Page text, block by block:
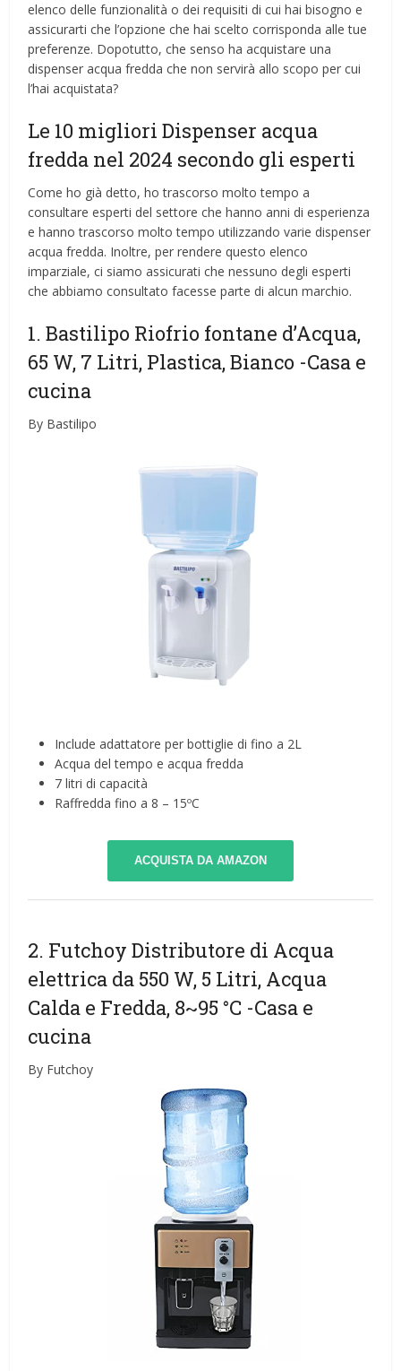
elenco delle funzionalità o dei requisiti di cui hai bisogno e
assicurarti che l’opzione che hai scelto corrisponda alle tue
preferenze. Dopotutto, che senso ha acquistare una
dispenser acqua fredda che non servirà allo scopo per cui
l’hai acquistata?
Le 10 migliori Dispenser acqua
fredda nel 2024 secondo gli esperti
Come ho già detto, ho trascorso molto tempo a
consultare esperti del settore che hanno anni di esperienza
e hanno trascorso molto tempo utilizzando varie dispenser
acqua fredda. Inoltre, per rendere questo elenco
imparziale, ci siamo assicurati che nessuno degli esperti
che abbiamo consultato facesse parte di alcun marchio.
1. Bastilipo Riofrio fontane d’Acqua,
65 W, 7 Litri, Plastica, Bianco -Casa e
cucina
By Bastilipo
Include adattatore per bottiglie di fino a 2L
Acqua del tempo e acqua fredda
7 litri di capacità
Raffredda fino a 8 – 15ºC
ACQUISTA DA AMAZON
2. Futchoy Distributore di Acqua
elettrica da 550 W, 5 Litri, Acqua
Calda e Fredda, 8~95 °C -Casa e
cucina
By Futchoy